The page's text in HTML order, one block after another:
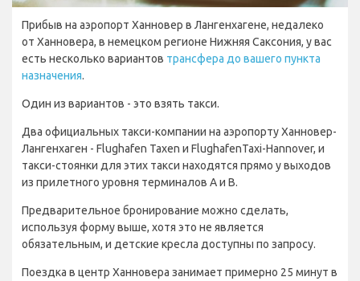
Прибыв на аэропорт Ханновер в Лангенхагене, недалеко
от Ханновера, в немецком регионе Нижняя Саксония, у вас
есть несколько вариантов трансфера до вашего пункта
назначения.
Один из вариантов - это взять такси.
Два официальных такси-компании на аэропорту Ханновер-
Лангенхаген - Flughafen Taxen и FlughafenTaxi-Hannover, и
такси-стоянки для этих такси находятся прямо у выходов
из прилетного уровня терминалов A и B.
Предварительное бронирование можно сделать,
используя форму выше, хотя это не является
обязательным, и детские кресла доступны по запросу.
Поездка в центр Ханновера занимает примерно 25 минут в